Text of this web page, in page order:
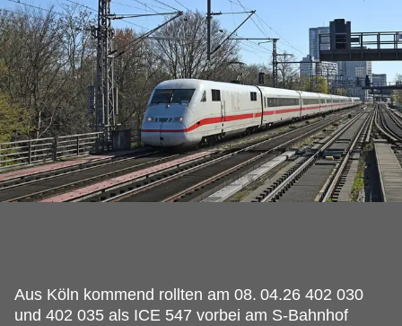
Aus Köln kommend rollten am 08. 04.26 402 030
und 402 035 als ICE 547 vorbei am S-Bahnhof